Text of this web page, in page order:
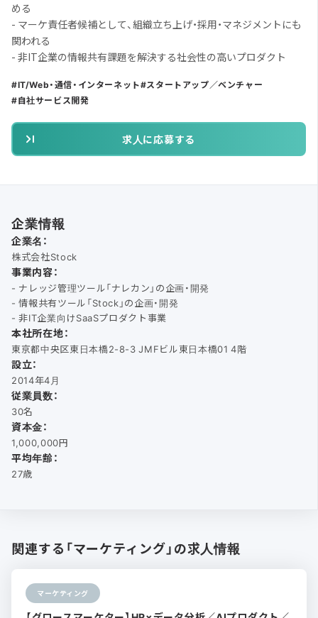
める
- マーケ責任者候補として、組織立ち上げ・採用・マネジメントにも
関われる
- 非IT企業の情報共有課題を解決する社会性の高いプロダクト
IT/Web・通信・インターネット
スタートアップ／ベンチャー
自社サービス開発
求人に応募する
企業情報
企業名：
株式会社Stock
事業内容：
- ナレッジ管理ツール「ナレカン」の企画・開発
- 情報共有ツール「Stock」の企画・開発
- 非IT企業向けSaaSプロダクト事業
本社所在地：
東京都中央区東日本橋2-8-3 JMFビル東日本橋01 4階
設立：
2014年4月
従業員数：
30名
資本金：
1,000,000円
平均年齢：
27歳
関連する「マーケティング」の求人情報
マーケティング